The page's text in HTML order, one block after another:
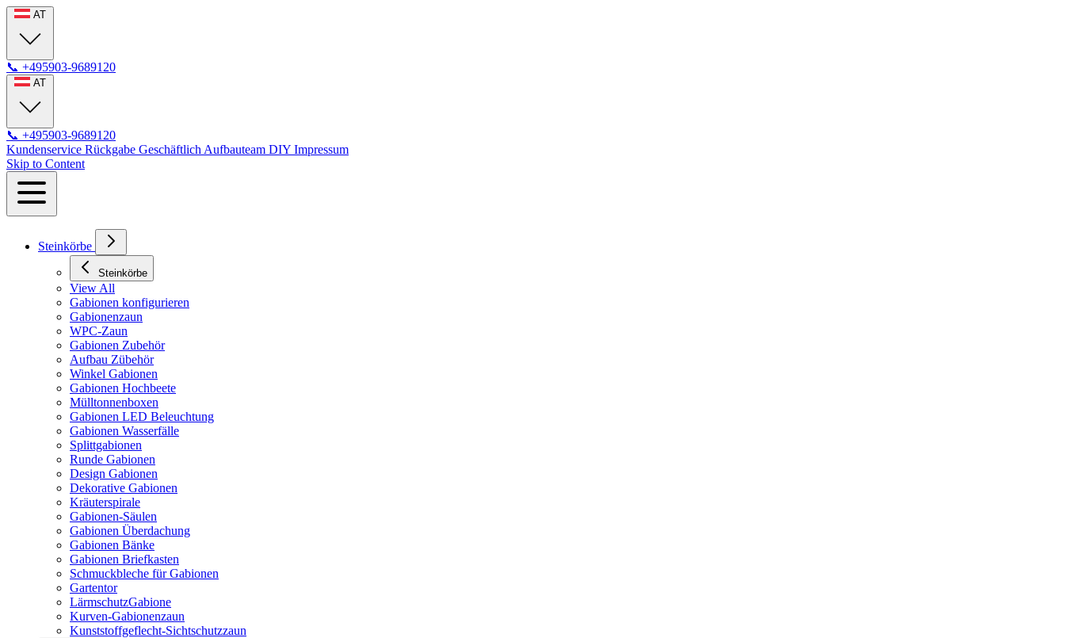
AT
📞 +495903-9689120
AT
📞 +495903-9689120
Kundenservice Rückgabe Geschäftlich Aufbauteam DIY Impressum
Skip to Content
Steinkörbe
Steinkörbe
View All
Gabionen konfigurieren
Gabionenzaun
WPC-Zaun
Gabionen Zubehör
Aufbau Zübehör
Winkel Gabionen
Gabionen Hochbeete
Mülltonnenboxen
Gabionen LED Beleuchtung
Gabionen Wasserfälle
Splittgabionen
Runde Gabionen
Design Gabionen
Dekorative Gabionen
Kräuterspirale
Gabionen-Säulen
Gabionen Überdachung
Gabionen Bänke
Gabionen Briefkasten
Schmuckbleche für Gabionen
Gartentor
LärmschutzGabione
Kurven-Gabionenzaun
Kunststoffgeflecht-Sichtschutzzaun